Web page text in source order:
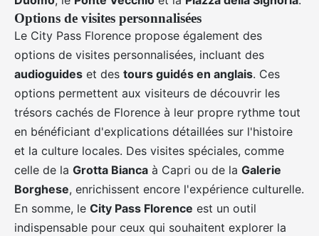
Options de visites personnalisées
Le City Pass Florence propose également des
options de visites personnalisées, incluant des
audioguides et des tours guidés en anglais. Ces
options permettent aux visiteurs de découvrir les
trésors cachés de Florence à leur propre rythme tout
en bénéficiant d'explications détaillées sur l'histoire
et la culture locales. Des visites spéciales, comme
celle de la Grotta Bianca à Capri ou de la Galerie
Borghese, enrichissent encore l'expérience culturelle.
En somme, le City Pass Florence est un outil
indispensable pour ceux qui souhaitent explorer la